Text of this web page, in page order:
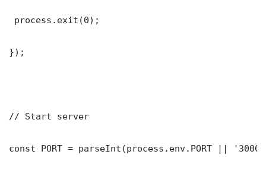
process.exit(0);
});
// Start server
const PORT = parseInt(process.env.PORT ||